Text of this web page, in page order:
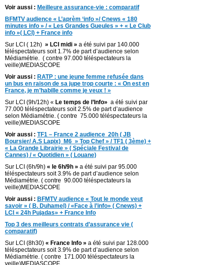
Voir aussi : Meilleure assurance-vie : comparatif
BFMTV audience « L’aprèm ‘info »/ Cnews « 180
minutes info » / « Les Grandes Gueules » + « Le Club
info »( LCI) + France info
Sur LCI ( 12h) » LCI midi » a été suivi par 140.000
téléspectateurs soit 1.7% de part d’audience selon
Médiamétrie. ( contre 97.000 téléspectateurs la
veille)MEDIASCOPE
Voir aussi : RATP : une jeune femme refusée dans
un bus en raison de sa jupe trop courte : « On est en
France, je m’habille comme je veux ! »
Sur LCI (9h/12h) « Le temps de l’Info» a été suivi par
77.000 téléspectateurs soit 2.5% de part d’audience
selon Médiamétrie. ( contre 75.000 téléspectateurs la
veille)MEDIASCOPE
Voir aussi : TF1 – France 2 audience 20h ( JB
Boursier/ A.S Lapix) M6 » Top Chef » / TF1 ( 3ème) +
« La Grande Librairie » ( Spéciale Festival de
Cannes) / « Quotidien » ( Louane)
Sur LCI (6h/9h) « le 6h/9h » a été suivi par 95.000
téléspectateurs soit 3.9% de part d’audience selon
Médiamétrie. ( contre 90.000 téléspectateurs la
veille)MEDIASCOPE
Voir aussi : BFMTV audience « Tout le monde veut
savoir » ( B. Duhamel) / «Face à l’info» ( Cnews) +
LCI « 24h Pujadas» + France Info
Top 3 des meilleurs contrats d’assurance vie (
comparatif)
Sur LCI (8h30) « France Info » a été suivi par 128.000
téléspectateurs soit 3.9% de part d’audience selon
Médiamétrie. ( contre 171.000 téléspectateurs la